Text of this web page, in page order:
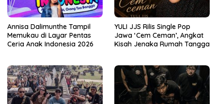
Annisa Dalimunthe Tampil
Memukau di Layar Pentas
Ceria Anak Indonesia 2026
YULI JJS Rilis Single Pop
Jawa ‘Cem Ceman’, Angkat
Kisah Jenaka Rumah Tangga